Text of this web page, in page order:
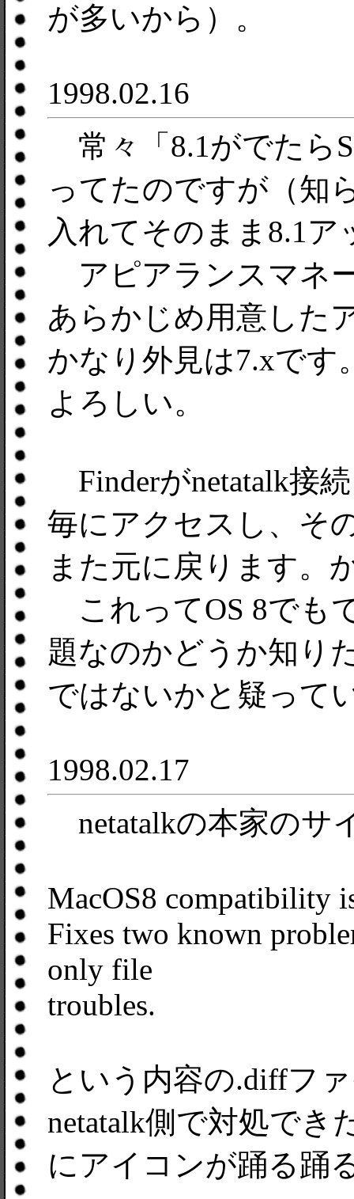
が多いから）。
1998.02.16
常々「8.1がでたら
ってたのですが（知
入れてそのまま8.1
アピアランスマネ
あらかじめ用意した
かなり外見は7.xです
よろしい。
Finderがnetatalk接
毎にアクセスし、そ
また元に戻ります。
これってOS 8でも
題なのかどうか知り
ではないかと疑って
1998.02.17
netatalkの本家のサ
MacOS8 compatibility
Fixes two known
only file
troubles.
という内容の.diffフ
netatalk側で対処でき
にアイコンが踊る踊